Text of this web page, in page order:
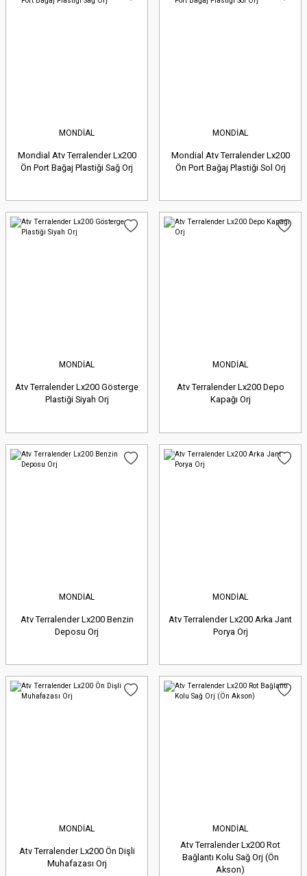
MONDİAL
Mondial Atv Terralender Lx200
Ön Port Bağaj Plastiği Sağ Orj
MONDİAL
Mondial Atv Terralender Lx200
Ön Port Bağaj Plastiği Sol Orj
MONDİAL
Atv Terralender Lx200 Gösterge
Plastiği Siyah Orj
MONDİAL
Atv Terralender Lx200 Depo
Kapağı Orj
MONDİAL
Atv Terralender Lx200 Benzin
Deposu Orj
MONDİAL
Atv Terralender Lx200 Arka Jant
Porya Orj
MONDİAL
Atv Terralender Lx200 Ön Dişli
Muhafazası Orj
MONDİAL
Atv Terralender Lx200 Rot
Bağlantı Kolu Sağ Orj (Ön
Akson)